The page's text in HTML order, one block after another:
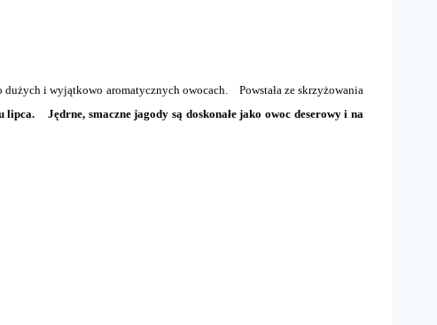
dużych i wyjątkowo aromatycznych owocach. Powstała ze skrzyżowania
Jędrne, smaczne jagody są doskonałe jako owoc deserowy i na